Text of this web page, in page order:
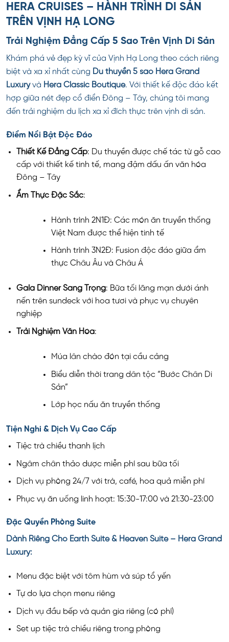
HERA CRUISES – HÀNH TRÌNH DI SẢN
TRÊN VỊNH HẠ LONG
Trải Nghiệm Đẳng Cấp 5 Sao Trên Vịnh Di Sản
Khám phá vẻ đẹp kỳ vĩ của Vịnh Hạ Long theo cách riêng
biệt và xa xỉ nhất cùng Du thuyền 5 sao Hera Grand
Luxuryvà Hera Classic Boutique. Với thiết kế độc đáo kết
hợp giữa nét đẹp cổ điển Đông – Tây, chúng tôi mang
đến trải nghiệm du lịch xa xỉ đích thực trên vịnh di sản.
Điểm Nổi Bật Độc Đáo
Thiết Kế Đẳng Cấp: Du thuyền được chế tác từ gỗ cao
cấp với thiết kế tinh tế, mang đậm dấu ấn văn hóa
Đông – Tây
Ẩm Thực Đặc Sắc:
Hành trình 2N1Đ: Các món ăn truyền thống
Việt Nam được thể hiện tinh tế
Hành trình 3N2Đ: Fusion độc đáo giữa ẩm
thực Châu Âu và Châu Á
Gala Dinner Sang Trọng: Bữa tối lãng mạn dưới ánh
nến trên sundeck với hoa tươi và phục vụ chuyên
nghiệp
Trải Nghiệm Văn Hóa:
Múa lân chào đón tại cầu cảng
Biểu diễn thời trang dân tộc “Bước Chân Di
Sản”
Lớp học nấu ăn truyền thống
Tiện Nghi & Dịch Vụ Cao Cấp
Tiệc trà chiều thanh lịch
Ngâm chân thảo dược miễn phí sau bữa tối
Dịch vụ phòng 24/7 với trà, café, hoa quả miễn phí
Phục vụ ăn uống linh hoạt: 15:30-17:00 và 21:30-23:00
Đặc Quyền Phòng Suite
Dành Riêng Cho Earth Suite & Heaven Suite – Hera Grand
Luxury:
Menu đặc biệt với tôm hùm và súp tổ yến
Tự do lựa chọn menu riêng
Dịch vụ đầu bếp và quản gia riêng (có phí)
Set up tiệc trà chiều riêng trong phòng